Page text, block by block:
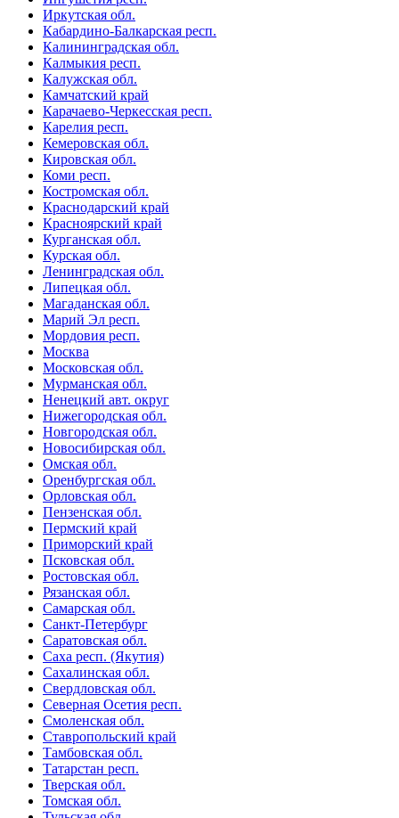
Иркутская обл.
Кабардино-Балкарская респ.
Калининградская обл.
Калмыкия респ.
Калужская обл.
Камчатский край
Карачаево-Черкесская респ.
Карелия респ.
Кемеровская обл.
Кировская обл.
Коми респ.
Костромская обл.
Краснодарский край
Красноярский край
Курганская обл.
Курская обл.
Ленинградская обл.
Липецкая обл.
Магаданская обл.
Марий Эл респ.
Мордовия респ.
Москва
Московская обл.
Мурманская обл.
Ненецкий авт. округ
Нижегородская обл.
Новгородская обл.
Новосибирская обл.
Омская обл.
Оренбургская обл.
Орловская обл.
Пензенская обл.
Пермский край
Приморский край
Псковская обл.
Ростовская обл.
Рязанская обл.
Самарская обл.
Санкт-Петербург
Саратовская обл.
Саха респ. (Якутия)
Сахалинская обл.
Свердловская обл.
Северная Осетия респ.
Смоленская обл.
Ставропольский край
Тамбовская обл.
Татарстан респ.
Тверская обл.
Томская обл.